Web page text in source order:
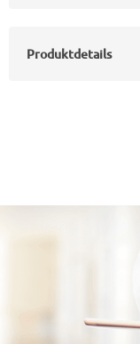
Produktdetails